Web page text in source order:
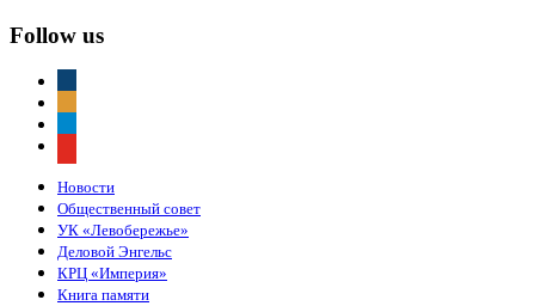
Follow us
Новости
Общественный совет
УК «Левобережье»
Деловой Энгельс
КРЦ «Империя»
Книга памяти